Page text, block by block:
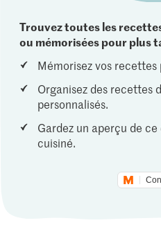
Trouvez toutes les
ou mémorisées pour plus
Mémorisez vos recettes
Organisez des recettes
personnalisés.
Gardez un aperçu de ce
cuisiné.